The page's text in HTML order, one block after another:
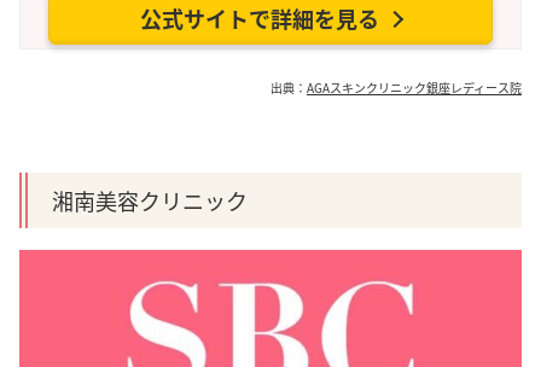
公式サイトで詳細を見る
出典： AGAスキンクリニック銀座レディース院
湘南美容クリニック